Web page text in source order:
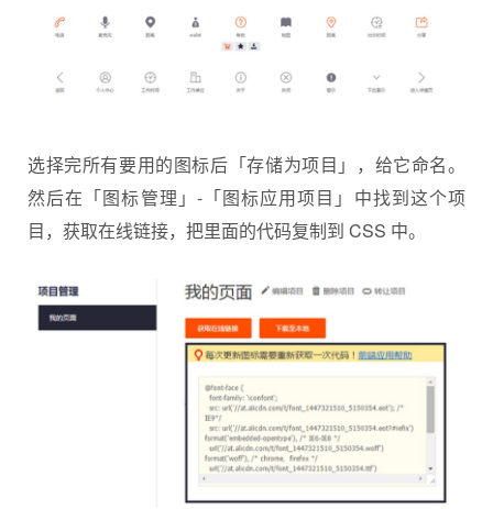
选择完所有要用的图标后「存储为项目」，给它命名。
然后在「图标管理」-「图标应用项目」中找到这个项
目，获取在线链接，把里面的代码复制到 CSS 中。